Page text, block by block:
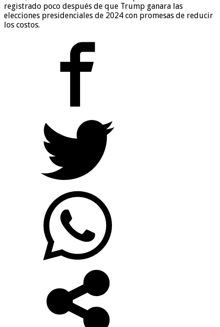
registrado poco después de que Trump ganara las
elecciones presidenciales de 2024 con promesas de reducir
los costos.